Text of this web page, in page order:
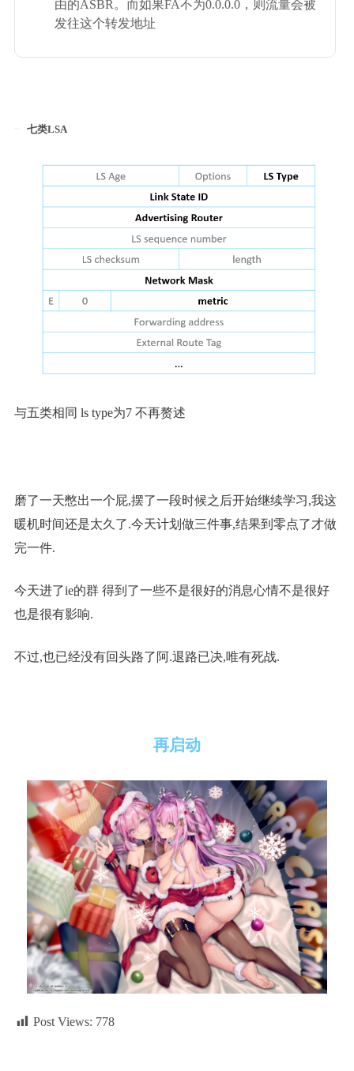
由的ASBR。而如果FA不为0.0.0.0，则流量会被
发往这个转发地址
七类LSA
与五类相同 ls type为7 不再赘述
磨了一天憋出一个屁,摆了一段时候之后开始继续学习,我这
暖机时间还是太久了.今天计划做三件事,结果到零点了才做
完一件.
今天进了ie的群 得到了一些不是很好的消息心情不是很好
也是很有影响.
不过,也已经没有回头路了阿.退路已决,唯有死战.
再启动
Post Views: 778